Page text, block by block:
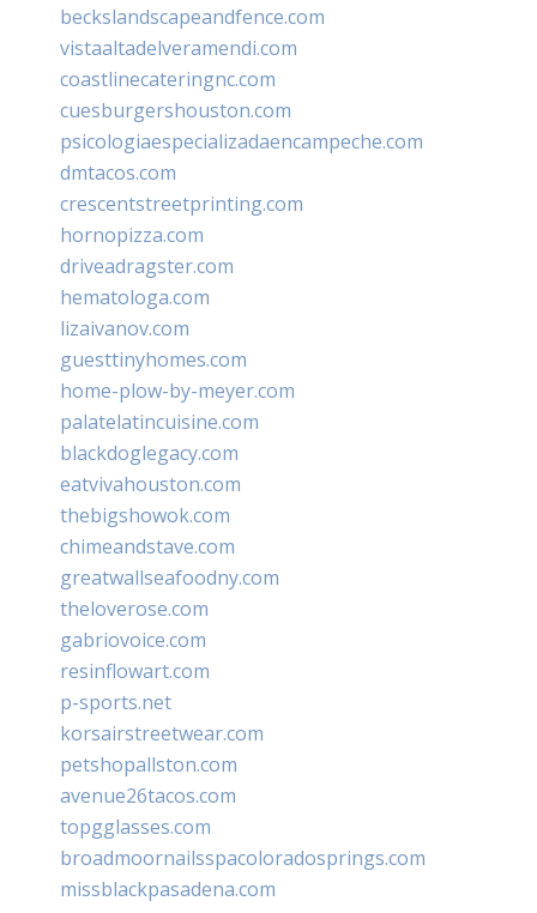
beckslandscapeandfence.com
vistaaltadelveramendi.com
coastlinecateringnc.com
cuesburgershouston.com
psicologiaespecializadaencampeche.com
dmtacos.com
crescentstreetprinting.com
hornopizza.com
driveadragster.com
hematologa.com
lizaivanov.com
guesttinyhomes.com
home-plow-by-meyer.com
palatelatincuisine.com
blackdoglegacy.com
eatvivahouston.com
thebigshowok.com
chimeandstave.com
greatwallseafoodny.com
theloverose.com
gabriovoice.com
resinflowart.com
p-sports.net
korsairstreetwear.com
petshopallston.com
avenue26tacos.com
topgglasses.com
broadmoornailsspacoloradosprings.com
missblackpasadena.com